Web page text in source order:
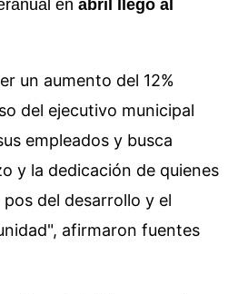
en abril llegó al
un aumento del 12%
del ejecutivo municipal
empleados y busca
y la dedicación de quienes
del desarrollo y el
afirmaron fuentes